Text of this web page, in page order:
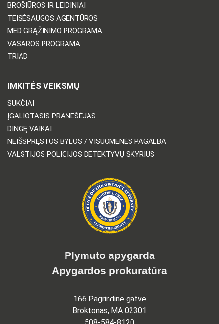
BROŠIŪROS IR LEIDINIAI
TEISĖSAUGOS AGENTŪROS
MED GRĄŽINIMO PROGRAMA
VASAROS PROGRAMA
TRIAD
IMKITĖS VEIKSMŲ
SUKČIAI
ĮGALIOTASIS PRANEŠĖJAS
DINGĘ VAIKAI
NEIŠSPRĘSTOS BYLOS / VISUOMENĖS PAGALBA
VALSTIJOS POLICIJOS DETEKTYVŲ SKYRIUS
Plymuto apygarda
Apygardos prokuratūra
166 Pagrindinė gatvė
Broktonas, MA 02301